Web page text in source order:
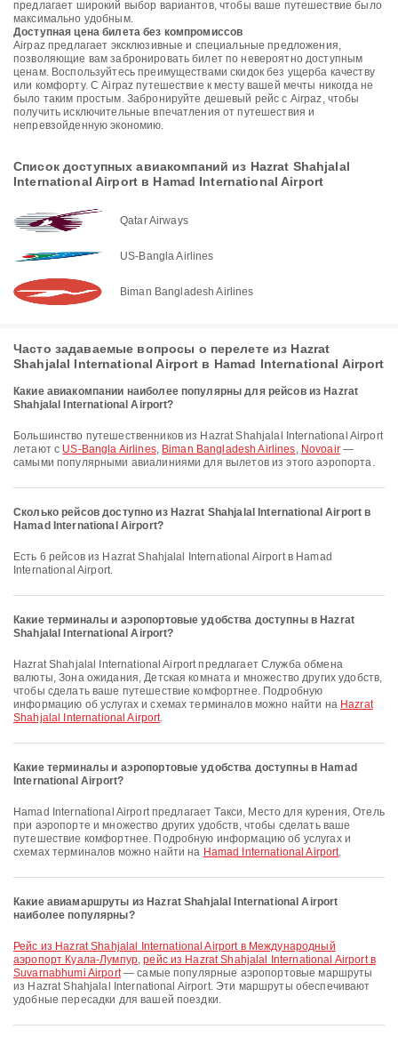
предлагает широкий выбор вариантов, чтобы ваше путешествие было
максимально удобным.
Доступная цена билета без компромиссов
Airpaz предлагает эксклюзивные и специальные предложения,
позволяющие вам забронировать билет по невероятно доступным
ценам. Воспользуйтесь преимуществами скидок без ущерба качеству
или комфорту. С Airpaz путешествие к месту вашей мечты никогда не
было таким простым. Забронируйте дешевый рейс с Airpaz, чтобы
получить исключительные впечатления от путешествия и
непревзойденную экономию.
Список доступных авиакомпаний из Hazrat Shahjalal
International Airport в Hamad International Airport
Qatar Airways
US-Bangla Airlines
Biman Bangladesh Airlines
Часто задаваемые вопросы о перелете из Hazrat
Shahjalal International Airport в Hamad International Airport
Какие авиакомпании наиболее популярны для рейсов из Hazrat
Shahjalal International Airport?
Большинство путешественников из Hazrat Shahjalal International Airport
летают с US-Bangla Airlines, Biman Bangladesh Airlines, Novoair—
самыми популярными авиалиниями для вылетов из этого аэропорта.
Сколько рейсов доступно из Hazrat Shahjalal International Airport в
Hamad International Airport?
Есть 6 рейсов из Hazrat Shahjalal International Airport в Hamad
International Airport.
Какие терминалы и аэропортовые удобства доступны в Hazrat
Shahjalal International Airport?
Hazrat Shahjalal International Airport предлагает Служба обмена
валюты, Зона ожидания, Детская комната и множество других удобств,
чтобы сделать ваше путешествие комфортнее. Подробную
информацию об услугах и схемах терминалов можно найти на Hazrat
Shahjalal International Airport.
Какие терминалы и аэропортовые удобства доступны в Hamad
International Airport?
Hamad International Airport предлагает Такси, Место для курения, Отель
при аэропорте и множество других удобств, чтобы сделать ваше
путешествие комфортнее. Подробную информацию об услугах и
схемах терминалов можно найти на Hamad International Airport.
Какие авиамаршруты из Hazrat Shahjalal International Airport
наиболее популярны?
рейс из Hazrat Shahjalal International Airport в Международный
аэропорт Куала-Лумпур,рейс из Hazrat Shahjalal International Airport в
Suvarnabhumi Airport— самые популярные аэропортовые маршруты
из Hazrat Shahjalal International Airport. Эти маршруты обеспечивают
удобные пересадки для вашей поездки.